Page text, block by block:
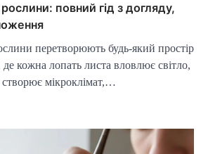
рослини: повний гід з догляду,
перетворюють будь-який простір
кожна лопать листа вловлює світло,
створює мікроклімат,…